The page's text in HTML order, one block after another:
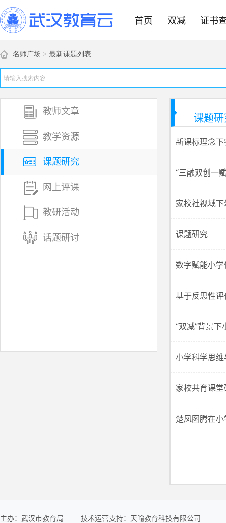
首页 双减 证书
名师广场 > 最新课题列表
教师文章
教学资源
课题研究
网上评课
教研活动
话题研讨
课题
新课标理念
“三融双创一
家校社视域
课题研究
数字赋能小
基于反思性
“双减”背景
小学科学思
家校共育课
楚凤图腾在
主办：武汉市教育局 技术运营支持：天喻教育科技有限公司